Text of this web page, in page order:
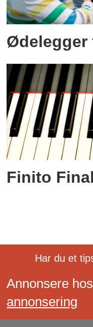
Ødelegger
Finito
Har du et
Annonsere
annonsering